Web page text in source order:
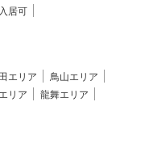
居可
エリア
鳥山エリア
リア
龍舞エリア